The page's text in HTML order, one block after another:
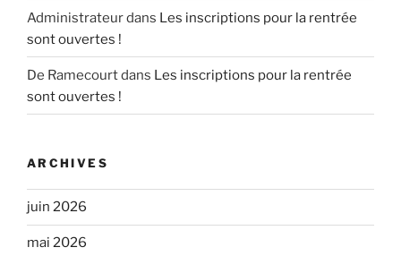
Administrateurdans Les inscriptions pour la rentrée
sont ouvertes !
De Ramecourtdans Les inscriptions pour la rentrée
sont ouvertes !
ARCHIVES
juin 2026
mai 2026